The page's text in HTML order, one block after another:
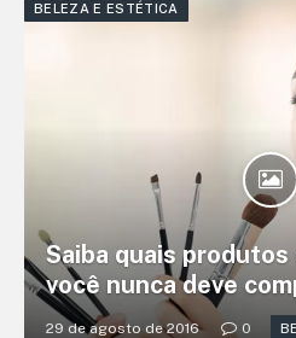
BELEZA E ESTÉTICA
Saiba quais produtos
você nunca deve
29 de agosto de 2016 0